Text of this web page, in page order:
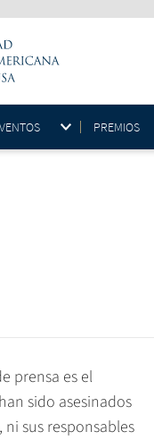
PREMIOS
prensa es el
sido asesinados
sus responsables